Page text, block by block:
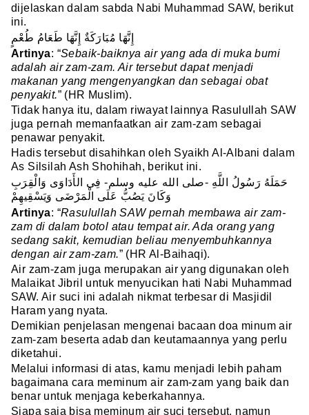
dijelaskan dalam sabda Nabi Muhammad SAW, berikut
ini.
إِنَّهَا مُبَارَكَةٌ إِنَّهَا طَعَامُ طُعْمٍ
Artinya: “Sebaik-baiknya air yang ada di muka bumi
adalah air zam-zam. Air tersebut dapat menjadi
makanan yang mengenyangkan dan sebagai obat
penyakit.” (HR Muslim).
Tidak hanya itu, dalam riwayat lainnya Rasulullah SAW
juga pernah memanfaatkan air zam-zam sebagai
penawar penyakit.
Hadis tersebut disahihkan oleh Syaikh Al-Albani dalam
As Silsilah Ash Shohihah, berikut ini.
حَمَلَهُ رَسُولُ اللَّهِ -صلى الله عليه وسلم- فِى الأَدَاوَى وَالْقِرَبِ
وَكَانَ يَصُبُّ عَلَى الْمَرْضَى وَيَسْقِيهِمْ
Artinya: “Rasulullah SAW pernah membawa air zam-
zam di dalam botol atau tempat air. Ada orang yang
sedang sakit, kemudian beliau menyembuhkannya
dengan air zam-zam.” (HR Al-Baihaqi).
Air zam-zam juga merupakan air yang digunakan oleh
Malaikat Jibril untuk menyucikan hati Nabi Muhammad
SAW. Air suci ini adalah nikmat terbesar di Masjidil
Haram yang nyata.
Demikian penjelasan mengenai bacaan doa minum air
zam-zam beserta adab dan keutamaannya yang perlu
diketahui.
Melalui informasi di atas, kamu menjadi lebih paham
bagaimana cara meminum air zam-zam yang baik dan
benar untuk menjaga keberkahannya.
Siapa saja bisa meminum air suci tersebut, namun